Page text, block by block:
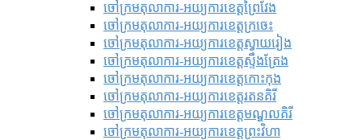
ចៅក្រមតុលាការ-អយ្យការខេត្តព្រៃវែង
ចៅក្រមតុលាការ-អយ្យការខេត្តក្រចេះ
ចៅក្រមតុលាការ-អយ្យការខេត្តស្វាយរៀង
ចៅក្រមតុលាការ-អយ្យការខេត្តស្ទឹងត្រែង
ចៅក្រមតុលាការ-អយ្យការខេត្តកោះកុង
ចៅក្រមតុលាការ-អយ្យការខេត្តរតនគិរី
ចៅក្រមតុលាការ-អយ្យការខេត្តមណ្ឌលគិរី
ចៅក្រមតុលាការ-អយ្យការខេត្តព្រះវិហា